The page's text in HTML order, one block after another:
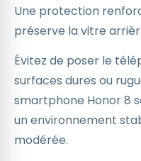
Une protection
préserve la vitre
Évitez de poser le
surfaces dures ou
smartphone Honor 8
un environnement
modérée.